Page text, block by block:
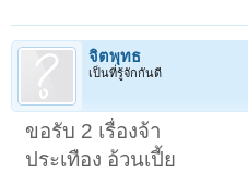
จิตพุทธ
เป็นที่รู้จักกันดี
ขอรับ 2 เรื่องจ้า
ประเทือง อ้วนเปี้ย